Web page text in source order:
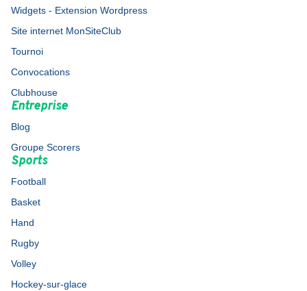
Widgets - Extension Wordpress
Site internet MonSiteClub
Tournoi
Convocations
Clubhouse
Entreprise
Blog
Groupe Scorers
Sports
Football
Basket
Hand
Rugby
Volley
Hockey-sur-glace